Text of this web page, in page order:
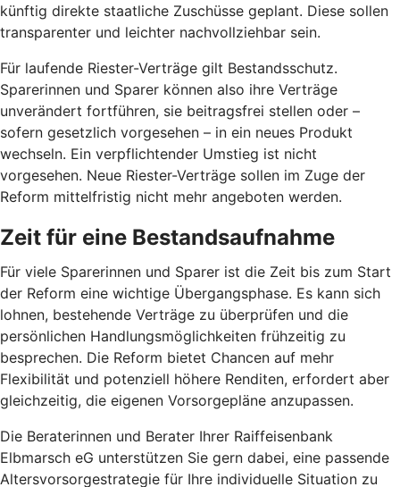
künftig direkte staatliche Zuschüsse geplant. Diese sollen
transparenter und leichter nachvollziehbar sein.
Für laufende Riester-Verträge gilt Bestandsschutz.
Sparerinnen und Sparer können also ihre Verträge
unverändert fortführen, sie beitragsfrei stellen oder –
sofern gesetzlich vorgesehen – in ein neues Produkt
wechseln. Ein verpflichtender Umstieg ist nicht
vorgesehen. Neue Riester-Verträge sollen im Zuge der
Reform mittelfristig nicht mehr angeboten werden.
Zeit für eine Bestandsaufnahme
Für viele Sparerinnen und Sparer ist die Zeit bis zum Start
der Reform eine wichtige Übergangsphase. Es kann sich
lohnen, bestehende Verträge zu überprüfen und die
persönlichen Handlungsmöglichkeiten frühzeitig zu
besprechen. Die Reform bietet Chancen auf mehr
Flexibilität und potenziell höhere Renditen, erfordert aber
gleichzeitig, die eigenen Vorsorgepläne anzupassen.
Die Beraterinnen und Berater Ihrer Raiffeisenbank
Elbmarsch eG unterstützen Sie gern dabei, eine passende
Altersvorsorgestrategie für Ihre individuelle Situation zu